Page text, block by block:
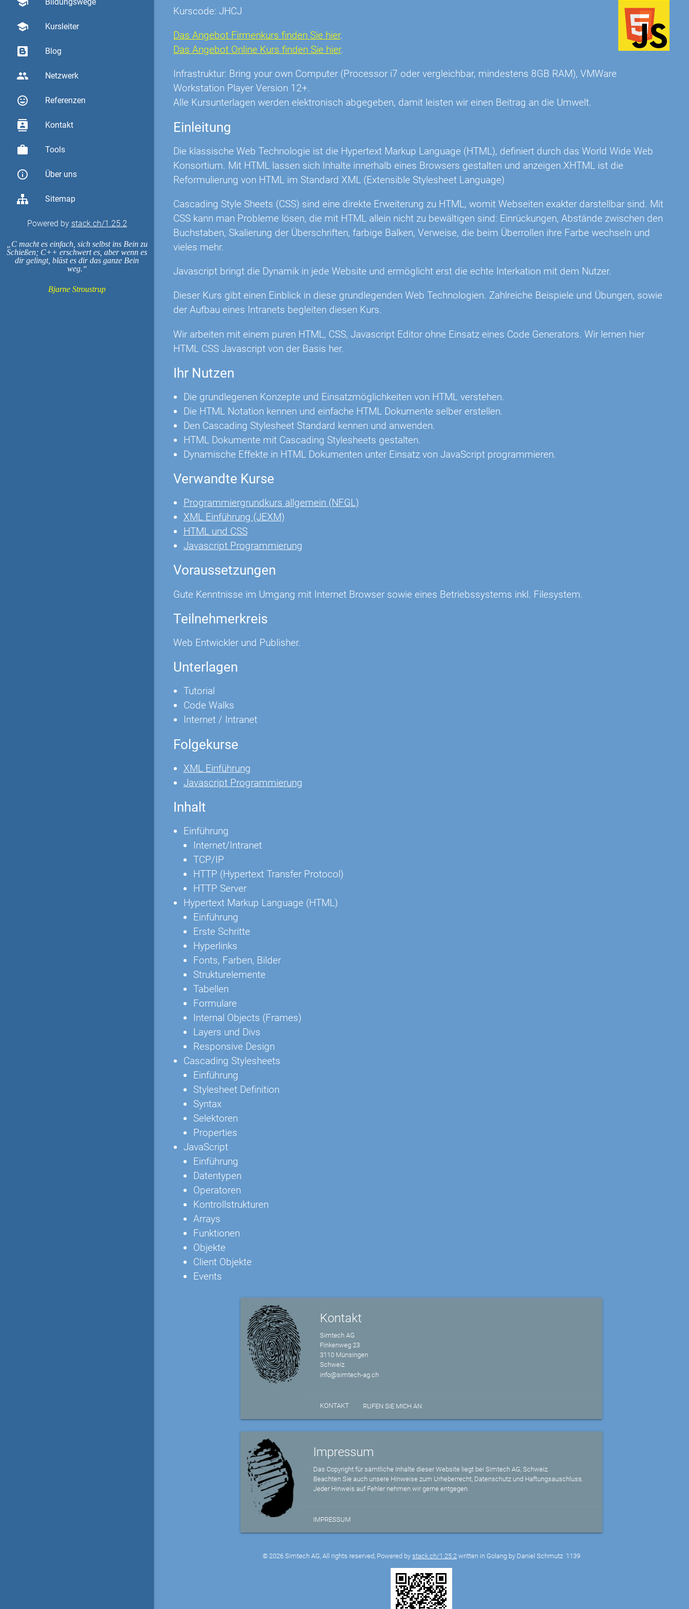
school Kursleiter
Blog
group Netzwerk
sentiment_very_satisfied Referenzen
contacts Kontakt
work Tools
info_outline Über uns
Sitemap
Powered by stack.ch/1.25.2
C macht es einfach, sich selbst ins Bein zu
Schießen; C++ erschwert es, aber wenn es
dir gelingt, bläst es dir das ganze Bein
weg.
Bjarne Stroustrup
Kurscode: JHCJ
Das Angebot Firmenkurs finden Sie hier.
Das Angebot Online Kurs finden Sie hier.
Infrastruktur: Bring your own Computer (Processor i7 oder vergleichbar, mindestens 8GB RAM), VMWare
Workstation Player Version 12+.
Alle Kursunterlagen werden elektronisch abgegeben, damit leisten wir einen Beitrag an die Umwelt.
Einleitung
Die klassische Web Technologie ist die Hypertext Markup Language (HTML), definiert durch das World Wide Web
Konsortium. Mit HTML lassen sich Inhalte innerhalb eines Browsers gestalten und anzeigen.XHTML ist die
Reformulierung von HTML im Standard XML (Extensible Stylesheet Language)
Cascading Style Sheets (CSS) sind eine direkte Erweiterung zu HTML, womit Webseiten exakter darstellbar sind. Mit
CSS kann man Probleme lösen, die mit HTML allein nicht zu bewältigen sind: Einrückungen, Abstände zwischen den
Buchstaben, Skalierung der Überschriften, farbige Balken, Verweise, die beim Überrollen ihre Farbe wechseln und
vieles mehr.
Javascript bringt die Dynamik in jede Website und ermöglicht erst die echte Interkation mit dem Nutzer.
Dieser Kurs gibt einen Einblick in diese grundlegenden Web Technologien. Zahlreiche Beispiele und Übungen, sowie
der Aufbau eines Intranets begleiten diesen Kurs.
Wir arbeiten mit einem puren HTML, CSS, Javascript Editor ohne Einsatz eines Code Generators. Wir lernen hier
HTML CSS Javascript von der Basis her.
Ihr Nutzen
Die grundlegenen Konzepte und Einsatzmöglichkeiten von HTML verstehen.
Die HTML Notation kennen und einfache HTML Dokumente selber erstellen.
Den Cascading Stylesheet Standard kennen und anwenden.
HTML Dokumente mit Cascading Stylesheets gestalten.
Dynamische Effekte in HTML Dokumenten unter Einsatz von JavaScript programmieren.
Verwandte Kurse
Programmiergrundkurs allgemein (NFGL)
XML Einführung (JEXM)
HTML und CSS
Javascript Programmierung
Voraussetzungen
Gute Kenntnisse im Umgang mit Internet Browser sowie eines Betriebssystems inkl. Filesystem.
Teilnehmerkreis
Web Entwickler und Publisher.
Unterlagen
Tutorial
Code Walks
Internet / Intranet
Folgekurse
XML Einführung
Javascript Programmierung
Inhalt
Einführung
Internet/Intranet
TCP/IP
HTTP (Hypertext Transfer Protocol)
HTTP Server
Hypertext Markup Language (HTML)
Einführung
Erste Schritte
Hyperlinks
Fonts, Farben, Bilder
Strukturelemente
Tabellen
Formulare
Internal Objects (Frames)
Layers und Divs
Responsive Design
Cascading Stylesheets
Einführung
Stylesheet Definition
Syntax
Selektoren
Properties
JavaScript
Einführung
Datentypen
Operatoren
Kontrollstrukturen
Arrays
Funktionen
Objekte
Client Objekte
Events
Kontakt
Simtech AG
Finkenweg 23
3110 Münsingen
Schweiz
info@simtech-ag.ch
KONTAKT RUFEN SIE MICH AN
Impressum
Das Copyright für sämtliche Inhalte dieser Website liegt bei Simtech AG, Schweiz.
Beachten Sie auch unsere Hinweise zum Urheberrecht, Datenschutz und Haftungsauschluss.
Jeder Hinweis auf Fehler nehmen wir gerne entgegen.
IMPRESSUM
© 2026 Simtech AG, All rights reserved, Powered by stack.ch/1.25.2written in Golang by Daniel Schmutz 1139